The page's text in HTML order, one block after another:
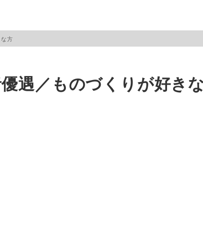
方
遇／ものづくりが好き